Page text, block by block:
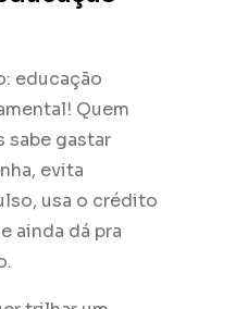
educação
Quem
sabe gastar
evita
usa o crédito
ainda dá pra